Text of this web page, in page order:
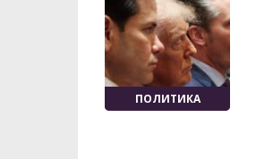
ПОЛИТИКА